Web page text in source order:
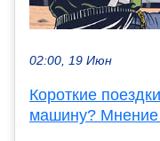
02:00, 19 Июн
Короткие
машину? Мнение